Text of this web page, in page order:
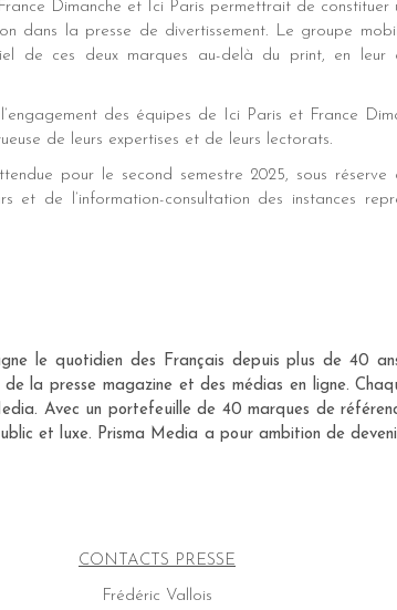
Dimanche et Ici Paris permettrait de
dans la presse de divertissement. Le groupe
de ces deux marques au-delà du print, en leur
des équipes de Ici Paris et France
de leurs expertises et de leurs lectorats.
pour le second semestre 2025, sous
et de l’information-consultation des instances
le quotidien des Français depuis plus de 40
la presse magazine et des médias en ligne.
Avec un portefeuille de 40 marques de
et luxe. Prisma Media a pour ambition de
CONTACTS PRESSE
Frédéric Vallois